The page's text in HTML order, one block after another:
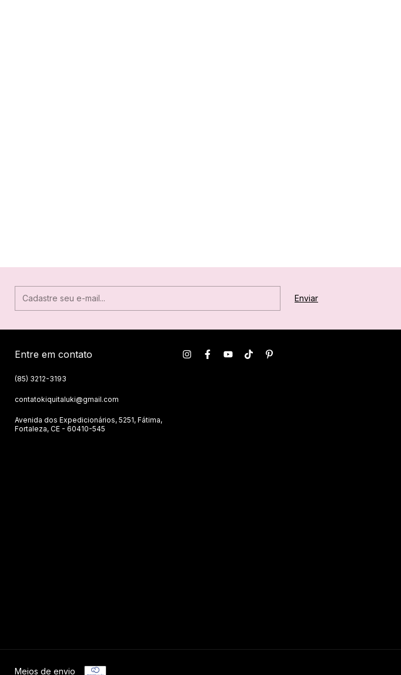
Entre em contato
(85) 3212-3193
contatokiquitaluki@gmail.com
Avenida dos Expedicionários, 5251, Fátima,
Fortaleza, CE - 60410-545
Meios de envio